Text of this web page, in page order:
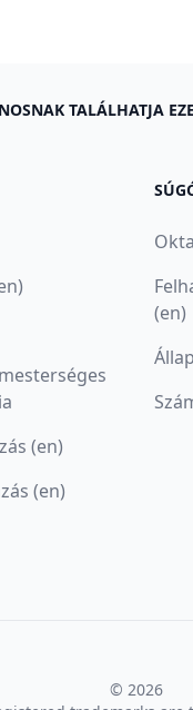
TALÁLHATJA
(en)
(en)
(en)
© 2026